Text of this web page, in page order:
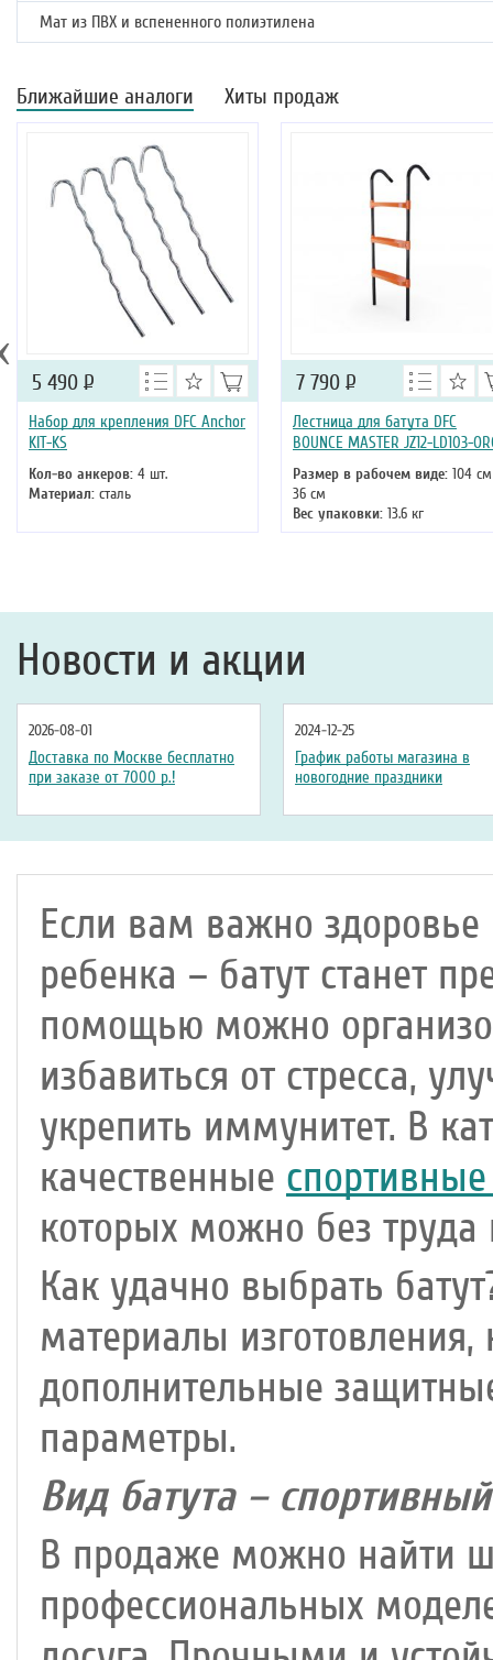
Мат из ПВХ и вспененного полиэтилена
Ближайшие аналоги Хиты продаж
Набор для крепления DFC Anchor
KIT-KS
Кол-во анкеров: 4 шт.
Материал: сталь
5 490 Р
Лестница для батута DFC
BOUNCE MASTER JZ12-LD103-
Размер в рабочем виде: 104
36 см
Вес упаковки: 13.6 кг
Максимальная нагрузка:100
7 790 Р
Новости и акции
2026-08-01
Доставка по Москве бесплатно
при заказе от 7000 р.!
2024-12-25
График работы магазина в
новогодние праздники
Если вам важно здоровье
ребенка – батут станет
помощью можно
избавиться от стресса,
укрепить иммунитет. В
качественные
которых можно без труда
Как удачно выбрать
материалы
дополнительные
параметры.
Вид батута –
В продаже можно найти
профессиональных